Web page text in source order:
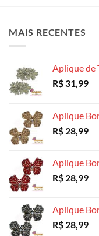
MAIS RECENTES
Aplique de
R$ 31,99
Aplique
R$ 28,99
Aplique
R$ 28,99
Aplique
R$ 28,99